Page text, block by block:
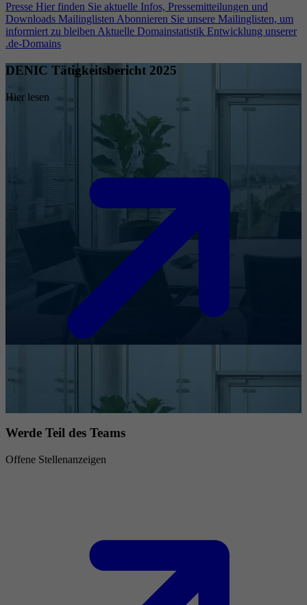
Presse Hier finden Sie aktuelle Infos, Pressemitteilungen und
Downloads Mailinglisten Abonnieren Sie unsere Mailinglisten, um
informiert zu bleiben Aktuelle Domainstatistik Entwicklung unserer
.de-Domains
DENIC Tätigkeitsbericht 2025
Hier lesen
Werde Teil des Teams
Offene Stellenanzeigen